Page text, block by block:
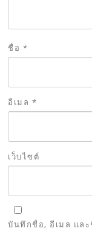
ชื่อ *
อีเมล *
เว็บไซต์
บันทึกชื่อ, อีเมล และ